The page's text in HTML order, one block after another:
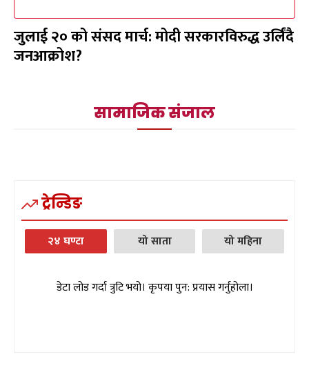
जुलाई २० को संसद मार्च: मोदी सरकारविरुद्ध उर्लिंदै
जनआक्रोश?
सामाजिक संजाल
ट्रेन्डिङ
२४ घण्टा यो साता यो महिना
डेटा लोड गर्दा त्रुटि भयो। कृपया पुन: प्रयास गर्नुहोला।